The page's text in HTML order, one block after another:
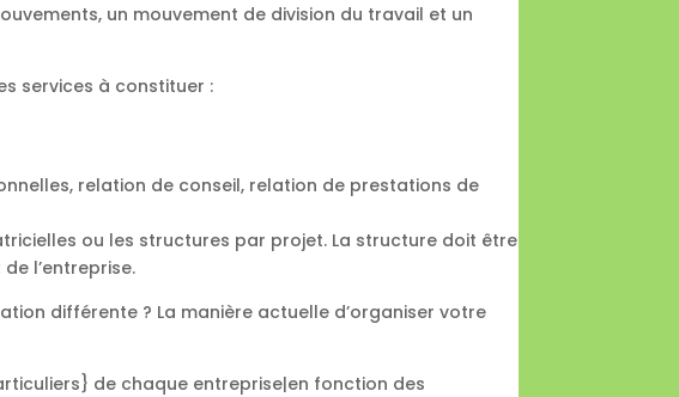
un mouvement de division du travail et un
services à constituer :
relation de conseil, relation de prestations de
ou les structures par projet. La structure doit être
l’entreprise.
différente ? La manière actuelle d’organiser votre
de chaque entreprise|en fonction des